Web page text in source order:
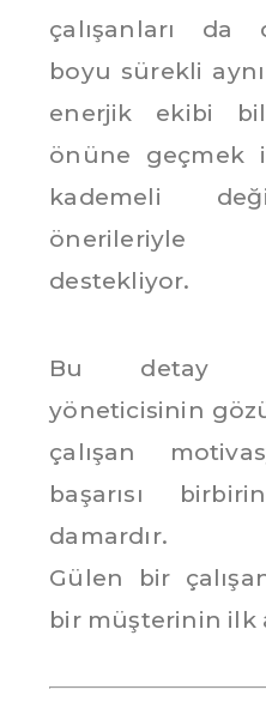
çalışanları da
boyu sürekli
enerjik ekibi
önüne geçmek
kademeli
önerileriyle
destekliyor.
Bu detay
yöneticisinin
çalışan
başarısı
damardır.
Gülen bir
bir müşterinin ilk